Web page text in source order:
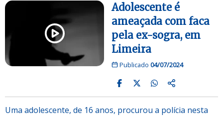
Adolescente é
ameaçada com faca
pela ex-sogra, em
Limeira
Publicado 04/07/2024
Uma adolescente, de 16 anos, procurou a polícia nesta